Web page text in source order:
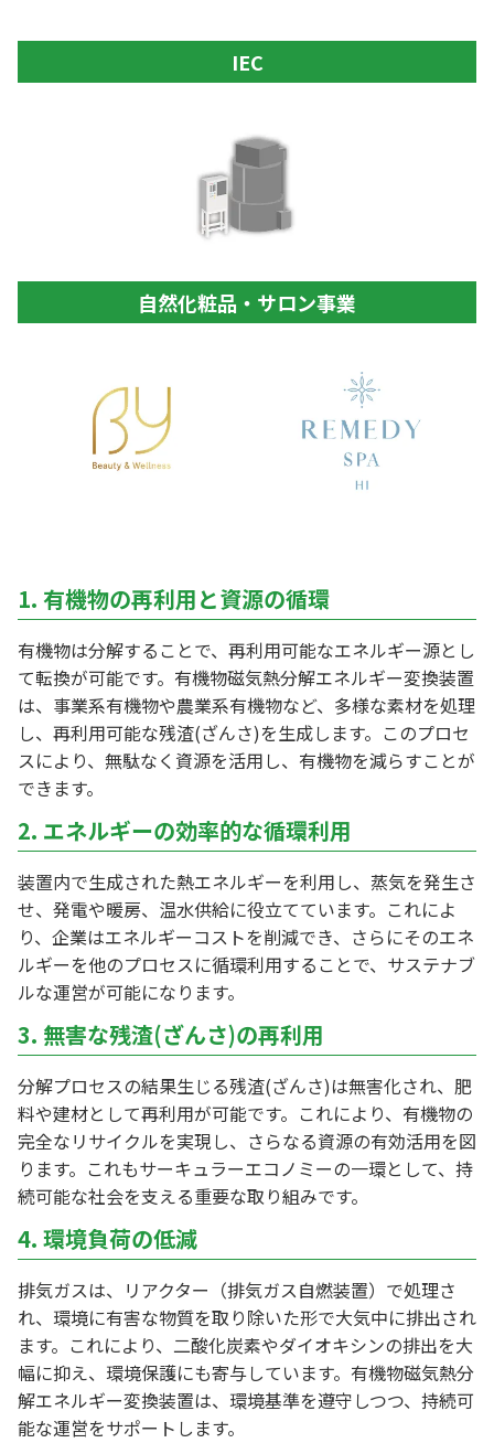
IEC
自然化粧品・サロン事業
1. 有機物の再利用と資源の循環
有機物は分解することで、再利用可能なエネルギー源とし
て転換が可能です。有機物磁気熱分解エネルギー変換装置
は、事業系有機物や農業系有機物など、多様な素材を処理
し、再利用可能な残渣(ざんさ)を生成します。このプロセ
スにより、無駄なく資源を活用し、有機物を減らすことが
できます。
2. エネルギーの効率的な循環利用
装置内で生成された熱エネルギーを利用し、蒸気を発生さ
せ、発電や暖房、温水供給に役立てています。これによ
り、企業はエネルギーコストを削減でき、さらにそのエネ
ルギーを他のプロセスに循環利用することで、サステナブ
ルな運営が可能になります。
3. 無害な残渣(ざんさ)の再利用
分解プロセスの結果生じる残渣(ざんさ)は無害化され、肥
料や建材として再利用が可能です。これにより、有機物の
完全なリサイクルを実現し、さらなる資源の有効活用を図
ります。これもサーキュラーエコノミーの一環として、持
続可能な社会を支える重要な取り組みです。
4. 環境負荷の低減
排気ガスは、リアクター（排気ガス自燃装置）で処理さ
れ、環境に有害な物質を取り除いた形で大気中に排出され
ます。これにより、二酸化炭素やダイオキシンの排出を大
幅に抑え、環境保護にも寄与しています。有機物磁気熱分
解エネルギー変換装置は、環境基準を遵守しつつ、持続可
能な運営をサポートします。